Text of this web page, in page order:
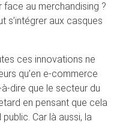
au merchandising ?
s’intégrer aux casques
ces innovations ne
qu’en e-commerce
dire que le secteur du
en pensant que cela
Car là aussi, la